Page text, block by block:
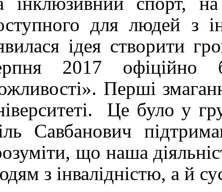
для людей з
ідея створити
2017 офіційно
Перші
Це було у
Савбанович
що наша
з інвалідністю, а й